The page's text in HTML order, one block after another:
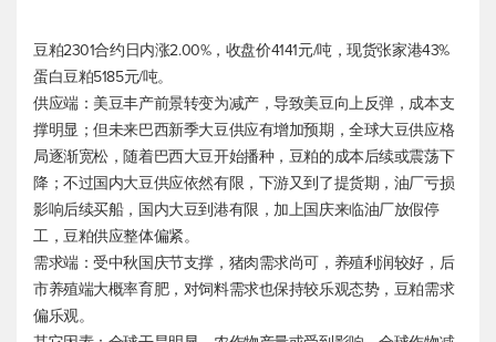
豆粕2301合约日内涨2.00%，收盘价4141元/吨，现货张家港43%
蛋白豆粕5185元/吨。
供应端：美豆丰产前景转变为减产，导致美豆向上反弹，成本支
撑明显；但未来巴西新季大豆供应有增加预期，全球大豆供应格
局逐渐宽松，随着巴西大豆开始播种，豆粕的成本后续或震荡下
降；不过国内大豆供应依然有限，下游又到了提货期，油厂亏损
影响后续买船，国内大豆到港有限，加上国庆来临油厂放假停
工，豆粕供应整体偏紧。
需求端：受中秋国庆节支撑，猪肉需求尚可，养殖利润较好，后
市养殖端大概率育肥，对饲料需求也保持较乐观态势，豆粕需求
偏乐观。